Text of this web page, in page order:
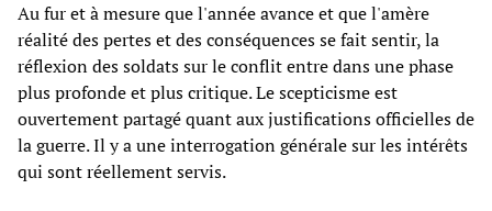
Au fur et à mesure que l'année avance et que l'amère
réalité des pertes et des conséquences se fait sentir, la
réflexion des soldats sur le conflit entre dans une phase
plus profonde et plus critique. Le scepticisme est
ouvertement partagé quant aux justifications officielles de
la guerre. Il y a une interrogation générale sur les intérêts
qui sont réellement servis.